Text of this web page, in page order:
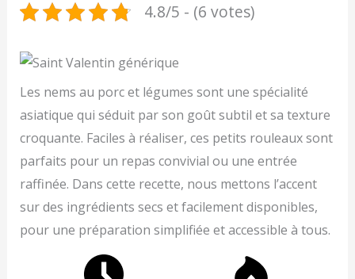
4.8/5 - (6 votes)
Les nems au porc et légumes sont une spécialité
asiatique qui séduit par son goût subtil et sa texture
croquante. Faciles à réaliser, ces petits rouleaux sont
parfaits pour un repas convivial ou une entrée
raffinée. Dans cette recette, nous mettons l’accent
sur des ingrédients secs et facilement disponibles,
pour une préparation simplifiée et accessible à tous.